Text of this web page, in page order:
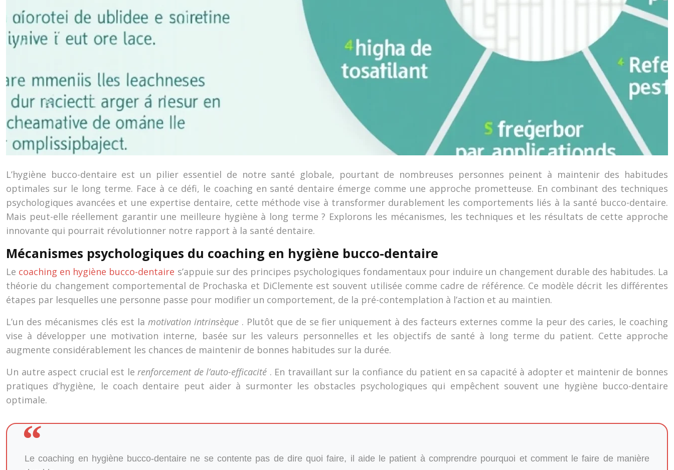
L’hygiène bucco-dentaire est un pilier essentiel de notre santé globale, pourtant de nombreuses personnes peinent à maintenir des habitudes
optimales sur le long terme. Face à ce défi, le coaching en santé dentaire émerge comme une approche prometteuse. En combinant des techniques
psychologiques avancées et une expertise dentaire, cette méthode vise à transformer durablement les comportements liés à la santé bucco-dentaire.
Mais peut-elle réellement garantir une meilleure hygiène à long terme ? Explorons les mécanismes, les techniques et les résultats de cette approche
innovante qui pourrait révolutionner notre rapport à la santé dentaire.
Mécanismes psychologiques du coaching en hygiène bucco-dentaire
Le coaching en hygiène bucco-dentaire s’appuie sur des principes psychologiques fondamentaux pour induire un changement durable des habitudes. La
théorie du changement comportemental de Prochaska et DiClemente est souvent utilisée comme cadre de référence. Ce modèle décrit les différentes
étapes par lesquelles une personne passe pour modifier un comportement, de la pré-contemplation à l’action et au maintien.
L’un des mécanismes clés est la motivation intrinsèque . Plutôt que de se fier uniquement à des facteurs externes comme la peur des caries, le coaching
vise à développer une motivation interne, basée sur les valeurs personnelles et les objectifs de santé à long terme du patient. Cette approche
augmente considérablement les chances de maintenir de bonnes habitudes sur la durée.
Un autre aspect crucial est lerenforcement de l’auto-efficacité . En travaillant sur la confiance du patient en sa capacité à adopter et maintenir de bonnes
pratiques d’hygiène, le coach dentaire peut aider à surmonter les obstacles psychologiques qui empêchent souvent une hygiène bucco-dentaire
optimale.
Le coaching en hygiène bucco-dentaire ne se contente pas de dire quoi faire, il aide le patient à comprendre pourquoi et comment le faire de manière